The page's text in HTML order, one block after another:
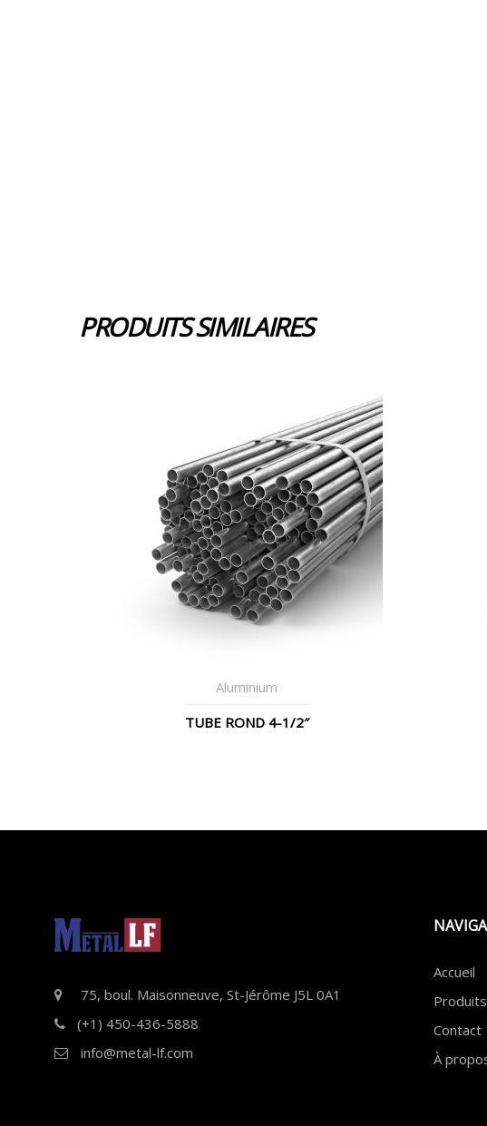
PRODUITS SIMILAIRES
Aluminium
TUBE ROND 4-1/2″
75, boul. Maisonneuve, St-Jérôme J5L 0A1
(+1) 450-436-5888
info@metal-lf.com
Accueil
Produits
Contact
À